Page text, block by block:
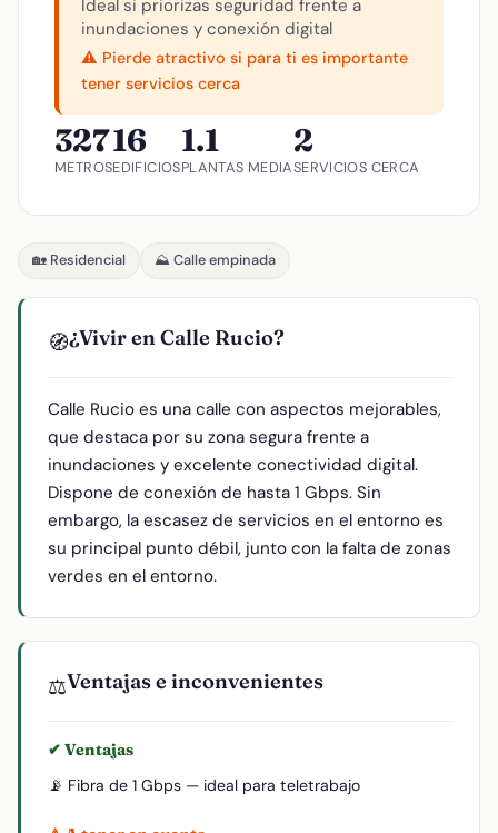
Ideal si priorizas seguridad frente a
inundaciones y conexión digital
⚠️ Pierde atractivo si para ti es importante
tener servicios cerca
327
METROS
16
EDIFICIOS
1.1
PLANTAS MEDIA
2
SERVICIOS CERCA
🏡 Residencial ⛰️ Calle empinada
🧭¿Vivir en Calle Rucio?
Calle Rucio es una calle con aspectos mejorables,
que destaca por su zona segura frente a
inundaciones y excelente conectividad digital.
Dispone de conexión de hasta 1 Gbps. Sin
embargo, la escasez de servicios en el entorno es
su principal punto débil, junto con la falta de zonas
verdes en el entorno.
⚖️Ventajas e inconvenientes
✔ Ventajas
📡 Fibra de 1 Gbps — ideal para teletrabajo